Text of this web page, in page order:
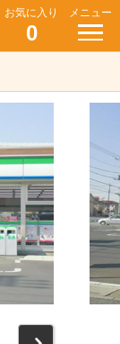
お気に入り
0
メニュー